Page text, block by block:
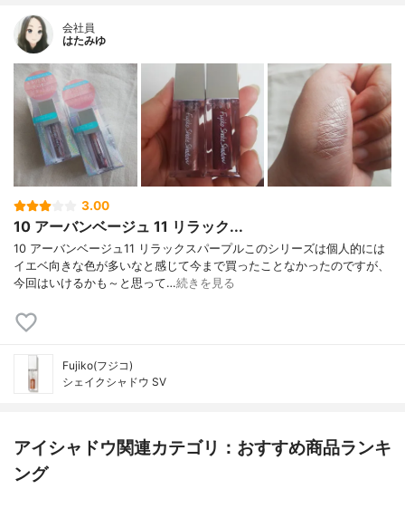
会社員
はたみゆ
3.00
10 アーバンベージュ 11 リラック...
10 アーバンベージュ11 リラックスパープルこのシリーズは個人的には
イエベ向きな色が多いなと感じて今まで買ったことなかったのですが、
今回はいけるかも～と思って…続きを見る
Fujiko(フジコ)
シェイクシャドウ SV
アイシャドウ関連カテゴリ：おすすめ商品ランキ
ング